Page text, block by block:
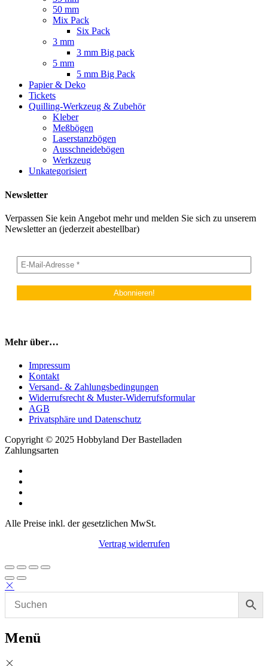
50 mm
Mix Pack
Six Pack
3 mm
3 mm Big pack
5 mm
5 mm Big Pack
Papier & Deko
Tickets
Quilling-Werkzeug & Zubehör
Kleber
Meßbögen
Laserstanzbögen
Ausschneidebögen
Werkzeug
Unkategorisiert
Newsletter
Verpassen Sie kein Angebot mehr und melden Sie sich zu unserem
Newsletter an (jederzeit abestellbar)
Mehr über…
Impressum
Kontakt
Versand- & Zahlungsbedingungen
Widerrufsrecht & Muster-Widerrufsformular
AGB
Privatsphäre und Datenschutz
Copyright © 2025 Hobbyland Der Bastelladen
Zahlungsarten
Alle Preise inkl. der gesetzlichen MwSt.
Vertrag widerrufen
Menü